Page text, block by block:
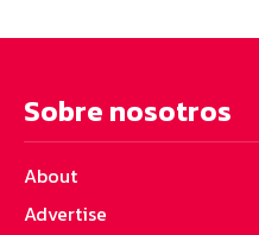
Sobre nosotros
About
Advertise